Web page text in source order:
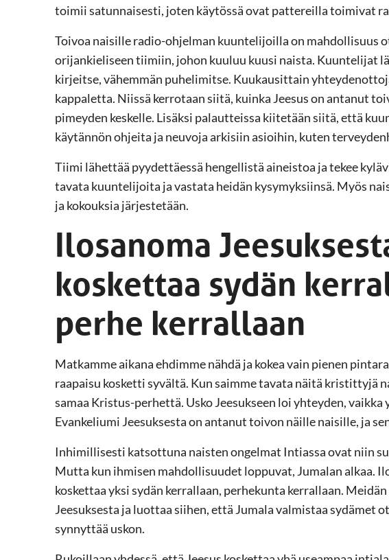
toimii satunnaisesti, joten käytössä ovat pattereilla toimivat
Toivoa naisille radio-ohjelman kuuntelijoilla on mahdollisuus
orijankieliseen tiimiin, johon kuuluu kuusi naista. Kuuntelijat
kirjeitse, vähemmän puhelimitse. Kuukausittain
kappaletta. Niissä kerrotaan siitä, kuinka Jeesus on antanut
pimeyden keskelle. Lisäksi palautteissa kiitetään siitä, että
käytännön ohjeita ja neuvoja arkisiin asioihin, kuten
Tiimi lähettää pyydettäessä hengellistä aineistoa ja tekee
tavata kuuntelijoita ja vastata heidän kysymyksiinsä. Myös
ja kokouksia järjestetään.
Ilosanoma
koskettaa sydän
perhe kerrallaan
Matkamme aikana ehdimme nähdä ja kokea vain pienen
raapaisu kosketti syvältä. Kun saimme tavata näitä kristittyjä
samaa Kristus-perhettä. Usko Jeesukseen loi yhteyden,
Evankeliumi Jeesuksesta on antanut toivon näille naisille, ja
Inhimillisesti katsottuna naisten ongelmat Intiassa ovat niin
Mutta kun ihmisen mahdollisuudet loppuvat, Jumalan alkaa.
koskettaa yksi sydän kerrallaan, perhekunta kerrallaan.
Jeesuksesta ja luottaa siihen, että Jumala valmistaa sydämet
synnyttää uskon.